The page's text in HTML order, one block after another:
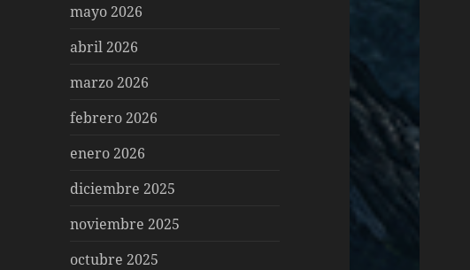
mayo 2026
abril 2026
marzo 2026
febrero 2026
enero 2026
diciembre 2025
noviembre 2025
octubre 2025